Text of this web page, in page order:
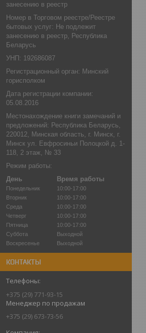
занесению в реестр
Номер в Торговом реестре/Реестре
бытовых услуг: Не подлежит
занесению в реестр, Республика
Беларусь
УНП: 192686087
Регистрационный орган: Минский
горисполком
Дата регистрации компании:
05.08.2016
Местонахождение книги замечаний и
предложений: Республика Беларусь,
220012, Минская область, г. Минск, г.
Минск ул. Евфросиньи Полоцкой д. 1-
118, 2 этаж, № 33
Режим работы:
День
Время работы
Понедельник
10:00-17:00
Вторник
10:00-17:00
Среда
10:00-17:00
Четверг
10:00-17:00
Пятница
10:00-17:00
Суббота
Выходной
Воскресенье
Выходной
КОНТАКТЫ
+375 (29) 771-93-15
Менеджер по продажам
+375 (29) 673-73-56